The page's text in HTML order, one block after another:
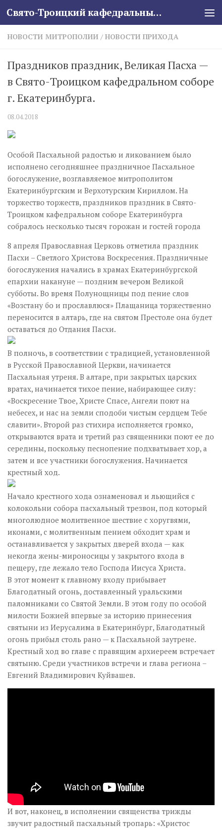
Skip to content Свято-Троицкий кафедральный собор
НОВОСТИ МИТРОПОЛИИ / НОВОСТИ ПРИХОДА
Праздников праздник, Великая Пасха —
в Свято-Троицком кафедральном соборе
г. Екатеринбурга.
08.04.2018
Особой Пасхальной радостью и ликованием было
исполнено сегодняшнее праздничное Пасхальное
богослужение, возглавляемое митрополитом
Екатеринбургским и Верхотурским Кириллом. На
торжество торжеств, праздников праздник в Свято-
Троицком кафедральном соборе Екатеринбурга
собралось несколько тысяч горожан и гостей города
8 апреля Православная Церковь отметила праздник
Пасхи – Светлого Христова Воскресения. Праздничные
богослужения начались в храмах Екатеринбургской
епархии накануне — поздним вечером Великой
субботы. Во время Полунощницы под пение слов
«Возстану бо и прославлюся» Плащаница торжественно
переносится в алтарь, где на святом Престоле она будет
оставаться до Отдания Пасхи.
В полночь, в соответствии с традицией, установленной
в Русской Православной Церкви, начинается
Пасхальная утреня. В алтаре, при закрытых царских
вратах, начинается тихое пение, набирающее силу:
«Воскресение Твое, Христе Спасе, Ангели поют на
небесех, и нас на земли сподоби чистым сердцем Тебе
славити». Второй раз стихира исполняется громко,
открываются врата и третий раз священники поют ее до
середины, поскольку песнопение подхватывает хор, а
затем и все участники богослужения. Начинается
крестный ход.
Начало крестного хода ознаменовал и льющийся с
колокольни собора пасхальный трезвон, под который
многолюдное молитвенное шествие с хоругвями,
иконами, с молитвенным пением обходит храм и
останавливается у закрытых дверей входа — как
некогда жены-мироносицы у закрытого входа в
пещеру, где лежало тело Господа Иисуса Христа.
В этот момент к главному входу прибывает
Благодатный огонь, доставленный уральскими
паломниками со Святой Земли. В этом году по особой
милости Божией впервые за историю принесения
святыни из Иерусалима в Екатеринбург, Благодатный
огонь прибыл столь рано — к Пасхальной заутрене.
Крестный ход во главе с правящим архиереем встречает
святыню. Среди участников встречи и глава региона –
Евгений Владимирович Куйвашев.
И вот, наконец, в исполнении священства трижды
звучит радостный пасхальный тропарь: «Христос